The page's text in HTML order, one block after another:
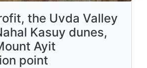
the Uvda Valley
Kasuy dunes,
Ayit
point